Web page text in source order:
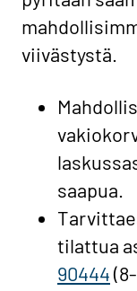
viivästystä.
saapua.
tilattua
90444